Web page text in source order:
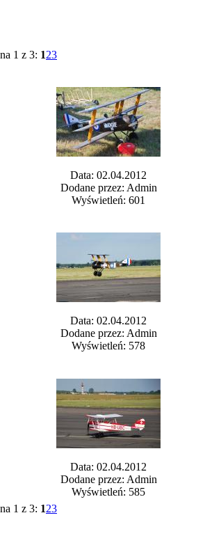
1 z 3: 123
Data: 02.04.2012
Dodane przez: Admin
Wyświetleń: 601
Data: 02.04.2012
Dodane przez: Admin
Wyświetleń: 578
Data: 02.04.2012
Dodane przez: Admin
Wyświetleń: 585
1 z 3: 123